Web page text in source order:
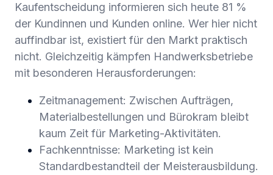
Kaufentscheidung informieren sich heute 81 %
der Kundinnen und Kunden online. Wer hier nicht
auffindbar ist, existiert für den Markt praktisch
nicht. Gleichzeitig kämpfen Handwerksbetriebe
mit besonderen Herausforderungen:
Zeitmanagement: Zwischen Aufträgen,
Materialbestellungen und Bürokram bleibt
kaum Zeit für Marketing-Aktivitäten.
Fachkenntnisse: Marketing ist kein
Standardbestandteil der Meisterausbildung.